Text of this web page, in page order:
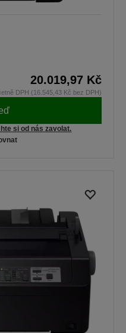
20.019,97 Kč
DPH (16.545,43 Kč bez DPH)
si od nás zavolat.